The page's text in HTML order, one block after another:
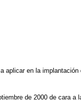
en la
de 2000 de cara a